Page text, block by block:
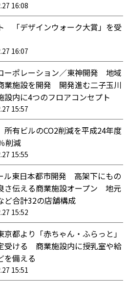
16:08
「デザインウォーク大賞」を受
16:07
ーポレーション／東神開発 地域
業施設を開発 開発進む二子玉川
内に4つのフロアコンセプト
15:57
有ビルのCO2削減を平成24年度
削減
15:55
ル東日本都市開発 高架下にもの
さ伝える商業施設オープン 地元
ど合計32の店舗構成
15:52
都より「赤ちゃん・ふらっと」
受ける 商業施設内に授乳室や給
を備える
15:51